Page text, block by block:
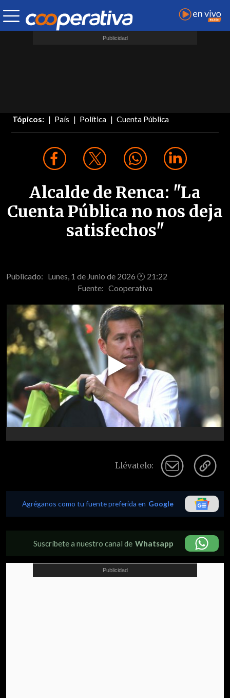
Tópicos: País Política Cuenta Pública
Alcalde de Renca: "La
Cuenta Pública no nos deja
satisfechos"
Publicado: Lunes, 1 de Junio de 2026 🕐 21:22
Fuente: Cooperativa
Play
Video
Llévatelo:
Agréganos como tu fuente preferida en Google
Suscríbete a nuestro canal de Whatsapp